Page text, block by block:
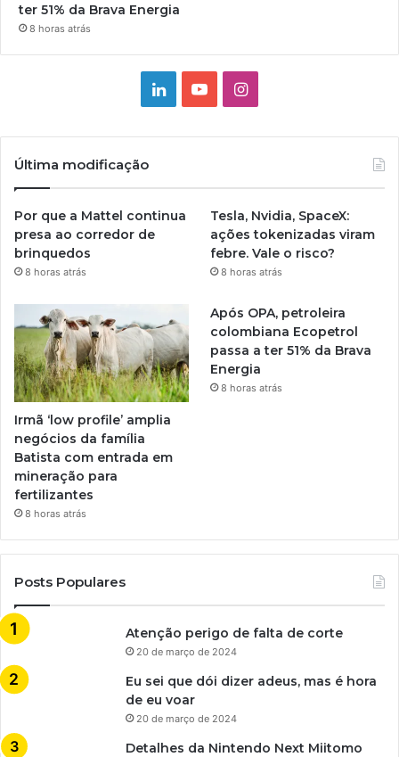
ter 51% da Brava Energia
8 horas atrás
LinkedinYouTubeInstagram
Última modificação
Por que a Mattel continua
presa ao corredor de
brinquedos
8 horas atrás
Tesla, Nvidia, SpaceX:
ações tokenizadas viram
febre. Vale o risco?
8 horas atrás
Irmã ‘low profile’ amplia
negócios da família
Batista com entrada em
mineração para
fertilizantes
8 horas atrás
Após OPA, petroleira
colombiana Ecopetrol
passa a ter 51% da Brava
Energia
8 horas atrás
Posts Populares
Atenção perigo de falta de corte
20 de março de 2024
Eu sei que dói dizer adeus, mas é hora
de eu voar
20 de março de 2024
Detalhes da Nintendo Next Miitomo